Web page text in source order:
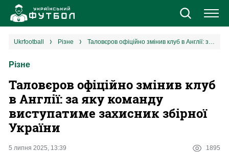
Новини
Єврокубки
УПЛ
ukrfootball різне Таловєров офіційно змінив клуб в Англії: за яку команду виступатиме захисник збірної України
Різне
Таловєров офіційно змінив клуб
в Англії: за яку команду
виступатиме захисник збірної
України
5 липня 2025, 13:39 1895